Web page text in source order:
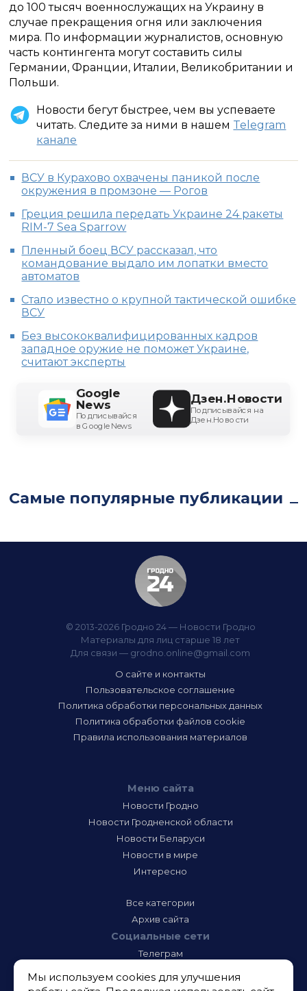
до 100 тысяч военнослужащих на Украину в
случае прекращения огня или заключения
мира. По информации журналистов, основную
часть контингента могут составить силы
Германии, Франции, Италии, Великобритании и
Польши.
Новости бегут быстрее, чем вы успеваете
читать. Следите за ними в нашем Telegram
канале
ВСУ в Курахово охвачены паникой после
окружения в промзоне — Рогов
Греция решила передать Украине 24 ракеты
RIM-7 Sea Sparrow
Пленный боец ВСУ рассказал, что
командование выдало им лопатки вместо
автоматов
Стало известно о крупной тактической ошибке
ВСУ
Без высококвалифицированных кадров
западное оружие не поможет Украине,
считают эксперты
Google
News
Подписывайся
в Google News
Дзен.Новости
Подписывайся на
Дзен.Новости
Самые популярные публикации
© 2013-2026 Гродно 24 — Новости Гродно
Материалы для лиц старше 18 лет
Для связи — grodno.online@gmail.com
О сайте и контакты
Пользовательское соглашение
Политика обработки персональных данных
Политика обработки файлов cookie
Правила использования материалов
Меню сайта
Новости Гродно
Новости Гродненской области
Новости Беларуси
Новости в мире
Интересно
Все категории
Архив сайта
Социальные сети
Телеграм
Инстаграм
Мы используем cookies для улучшения